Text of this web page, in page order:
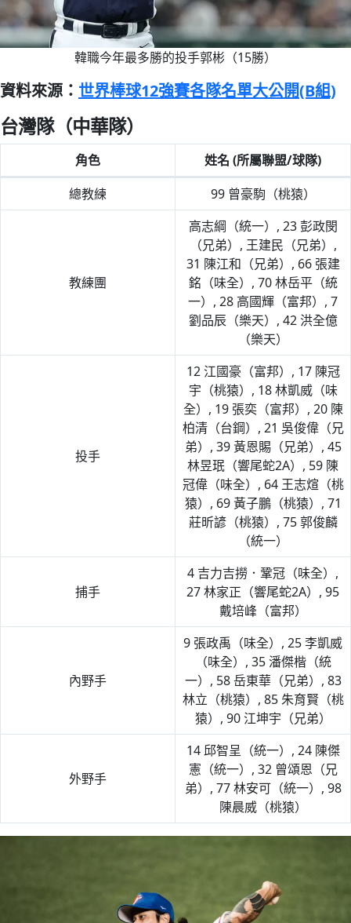
韓職今年最多勝的投手郭彬（15勝）
資料來源： 世界棒球12強賽各隊名單大公開(B組)
台灣隊（中華隊）
角色
姓名 (所屬聯盟/球隊)
總教練
99 曾豪駒（桃猿）
教練團
高志綱（統一）, 23 彭政閔
（兄弟）, 王建民（兄弟）,
31 陳江和（兄弟）, 66 張建
銘（味全）, 70 林岳平（統
一）, 28 高國輝（富邦）, 7
劉品辰（樂天）, 42 洪全億
（樂天）
投手
12 江國豪（富邦）, 17 陳冠
宇（桃猿）, 18 林凱威（味
全）, 19 張奕（富邦）, 20 陳
柏清（台鋼）, 21 吳俊偉（兄
弟）, 39 黃恩賜（兄弟）, 45
林昱珉（響尾蛇2A）, 59 陳
冠偉（味全）, 64 王志煊（桃
猿）, 69 黃子鵬（桃猿）, 71
莊昕諺（桃猿）, 75 郭俊麟
（統一）
捕手
4 吉力吉撈．鞏冠（味全）,
27 林家正（響尾蛇2A）, 95
戴培峰（富邦）
內野手
9 張政禹（味全）, 25 李凱威
（味全）, 35 潘傑楷（統
一）, 58 岳東華（兄弟）, 83
林立（桃猿）, 85 朱育賢（桃
猿）, 90 江坤宇（兄弟）
外野手
14 邱智呈（統一）, 24 陳傑
憲（統一）, 32 曾頌恩（兄
弟）, 77 林安可（統一）, 98
陳晨威（桃猿）